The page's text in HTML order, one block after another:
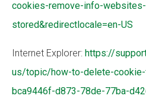
cookies-remove-info-websites-
stored&redirectlocale=en-US
Internet Explorer: https://
us/topic/how-to-delete-
bca9446f-d873-78de-77ba-